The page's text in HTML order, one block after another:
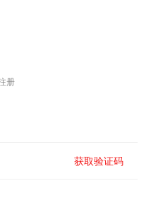
册
获取验证码